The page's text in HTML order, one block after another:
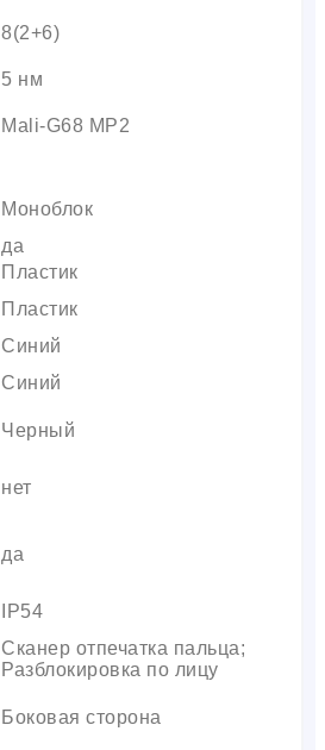
8(2+6)
5 нм
Mali-G68 MP2
Моноблок
да
Пластик
Пластик
Синий
Синий
Черный
нет
да
IP54
Сканер отпечатка пальца;
Разблокировка по лицу
Боковая сторона